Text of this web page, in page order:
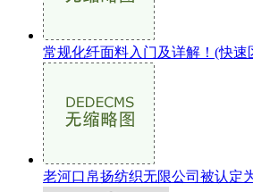
常规化纤面料入门及详解！(快速
老河口帛扬纺织无限公司被认定